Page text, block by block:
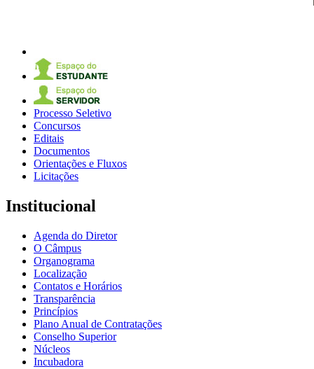
Processo Seletivo
Concursos
Editais
Documentos
Orientações e Fluxos
Licitações
Institucional
Agenda do Diretor
O Câmpus
Organograma
Localização
Contatos e Horários
Transparência
Princípios
Plano Anual de Contratações
Conselho Superior
Núcleos
Incubadora